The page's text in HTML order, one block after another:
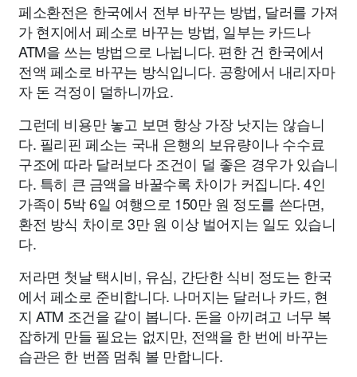
페소환전은 한국에서 전부 바꾸는 방법, 달러를 가져
가 현지에서 페소로 바꾸는 방법, 일부는 카드나
ATM을 쓰는 방법으로 나뉩니다. 편한 건 한국에서
전액 페소로 바꾸는 방식입니다. 공항에서 내리자마
자 돈 걱정이 덜하니까요.
그런데 비용만 놓고 보면 항상 가장 낫지는 않습니
다. 필리핀 페소는 국내 은행의 보유량이나 수수료
구조에 따라 달러보다 조건이 덜 좋은 경우가 있습니
다. 특히 큰 금액을 바꿀수록 차이가 커집니다. 4인
가족이 5박 6일 여행으로 150만 원 정도를 쓴다면,
환전 방식 차이로 3만 원 이상 벌어지는 일도 있습니
다.
저라면 첫날 택시비, 유심, 간단한 식비 정도는 한국
에서 페소로 준비합니다. 나머지는 달러나 카드, 현
지 ATM 조건을 같이 봅니다. 돈을 아끼려고 너무 복
잡하게 만들 필요는 없지만, 전액을 한 번에 바꾸는
습관은 한 번쯤 멈춰 볼 만합니다.